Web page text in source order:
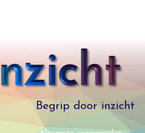
Begrip door inzicht